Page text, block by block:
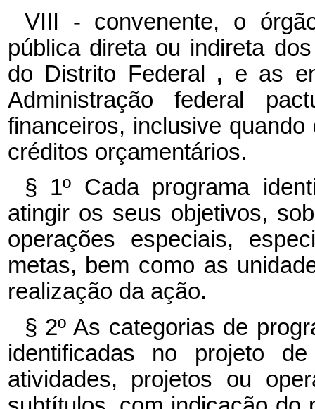
VIII - convenente, o
pública direta ou indireta
do Distrito Federal , e as
Administração federal
financeiros, inclusive
créditos orçamentários.
§ 1º Cada programa
atingir os seus objetivos,
operações especiais,
metas, bem como as
realização da ação.
§ 2º As categorias de
identificadas no projeto
atividades, projetos ou